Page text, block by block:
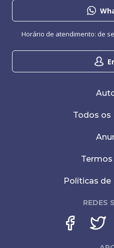
Horário de atendimento: de
Todos os
Políticas de
REDES